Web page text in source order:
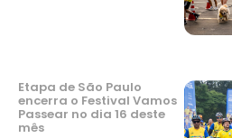
Etapa de São Paulo
encerra o Festival Vamos
Passear no dia 16 deste
mês